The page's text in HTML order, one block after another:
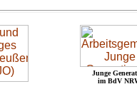
Junge
im BdV